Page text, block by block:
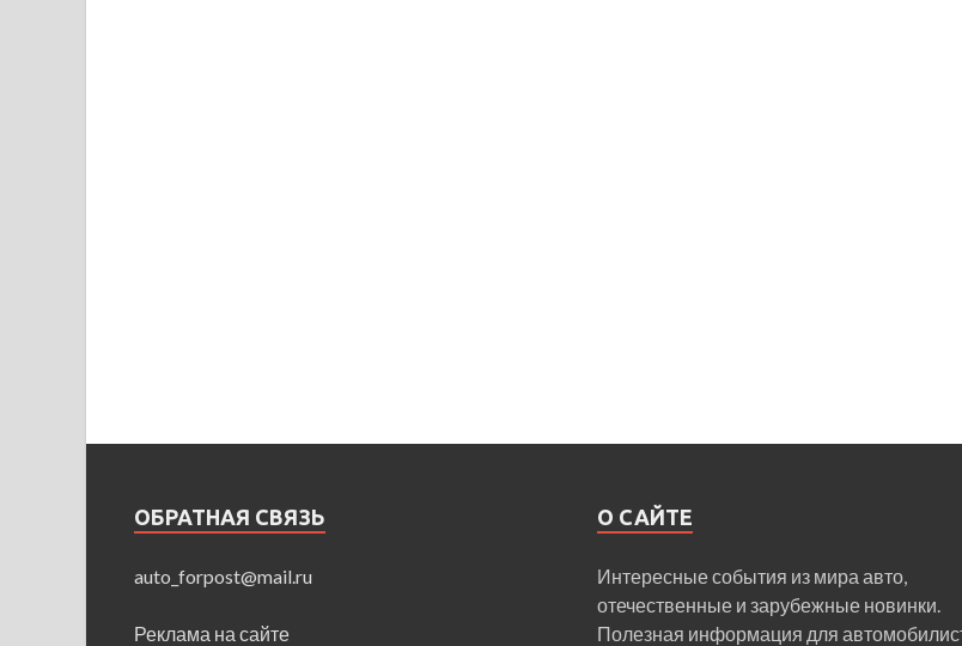
ОБРАТНАЯ СВЯЗЬ
auto_forpost@mail.ru
Реклама на сайте
О САЙТЕ
Интересные события из мира авто,
отечественные и зарубежные новинки.
Полезная информация для